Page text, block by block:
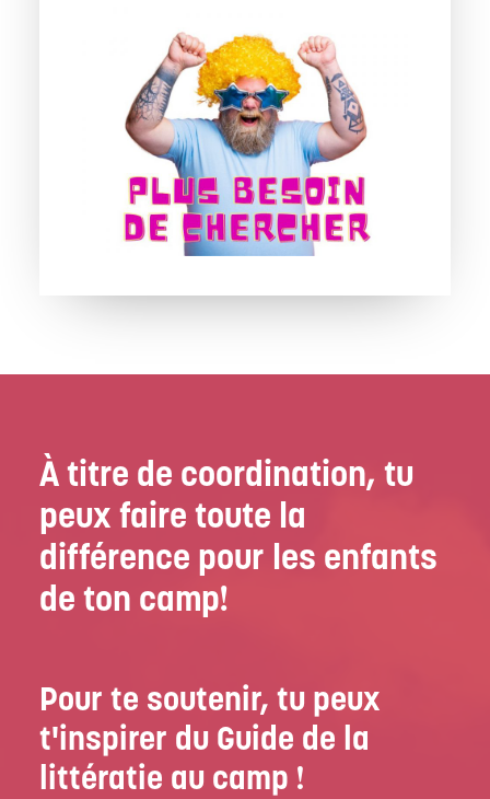
À titre de coordination, tu
peux faire toute la
différence pour les enfants
de ton camp!
Pour te soutenir, tu peux
t'inspirer du Guide de la
littératie au camp !